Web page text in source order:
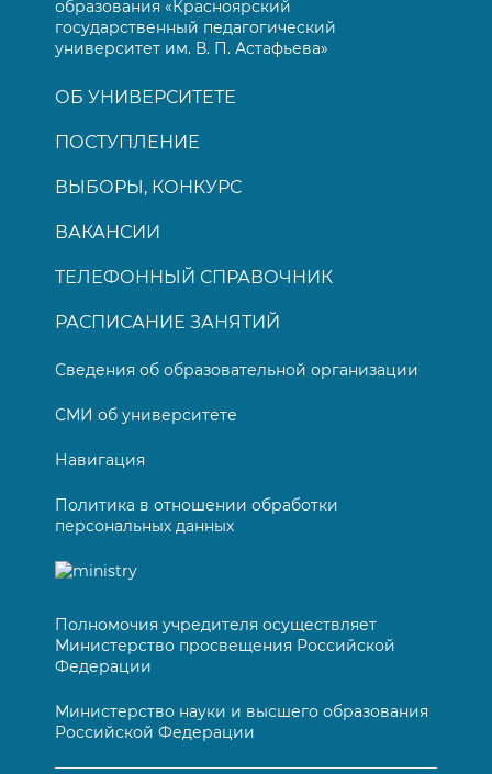
образования «Красноярский
государственный педагогический
университет им. В. П. Астафьева»
ОБ УНИВЕРСИТЕТЕ
ПОСТУПЛЕНИЕ
ВЫБОРЫ, КОНКУРС
ВАКАНСИИ
ТЕЛЕФОННЫЙ СПРАВОЧНИК
РАСПИСАНИЕ ЗАНЯТИЙ
Сведения об образовательной организации
СМИ об университете
Навигация
Политика в отношении обработки
персональных данных
Полномочия учредителя осуществляет
Министерство просвещения Российской
Федерации
Министерство науки и высшего образования
Российской Федерации